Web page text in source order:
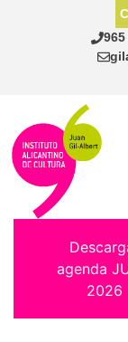
965
agenda
2026